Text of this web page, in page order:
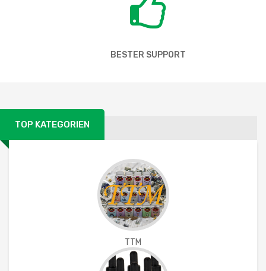
BESTER SUPPORT
TOP KATEGORIEN
TTM